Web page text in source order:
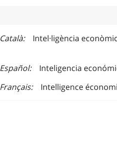
Català Intel·ligència
Español
Inteligencia
Français
Intelligence